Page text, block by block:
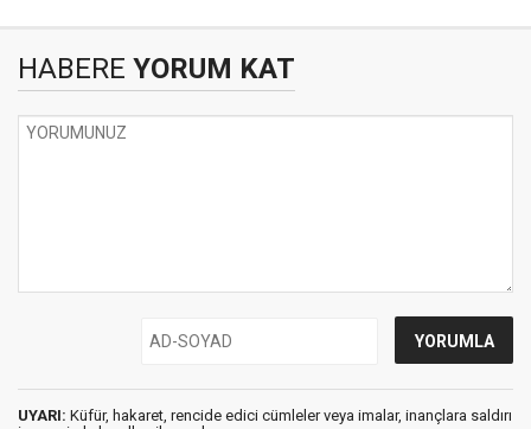
HABERE YORUM KAT
UYARI: Küfür, hakaret, rencide edici cümleler veya imalar, inançlara saldırı